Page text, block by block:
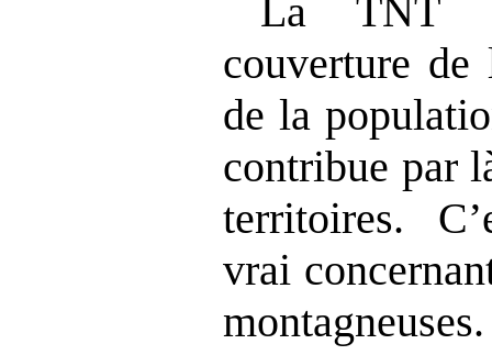
La TNT
couverture
de la
contribue par
territoires.
vrai